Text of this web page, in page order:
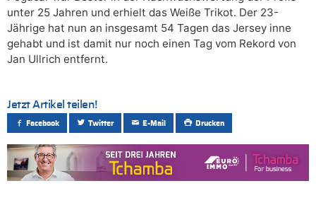
unter 25 Jahren und erhielt das Weiße Trikot. Der 23-
Jährige hat nun an insgesamt 54 Tagen das Jersey inne
gehabt und ist damit nur noch einen Tag vom Rekord von
Jan Ullrich entfernt.
Jetzt Artikel teilen!
Facebook Twitter E-Mail Drucken